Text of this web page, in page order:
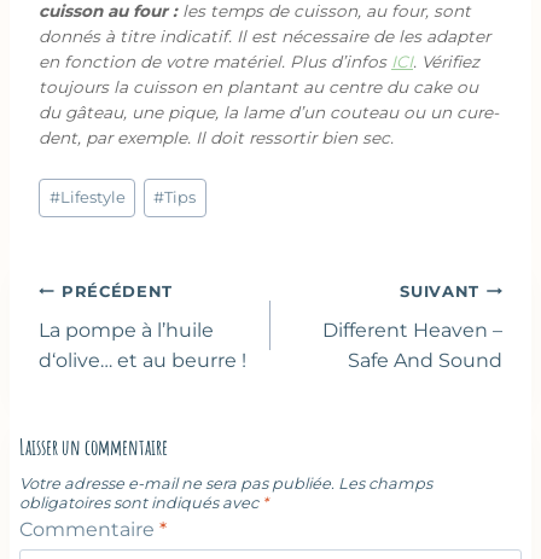
cuisson au four :les temps de cuisson, au four, sont
donnés à titre indicatif. Il est nécessaire de les adapter
en fonction de votre matériel. Plus d’infos ICI. Vérifiez
toujours la cuisson en plantant au centre du cake ou
du gâteau, une pique, la lame d’un couteau ou un cure-
dent, par exemple. Il doit ressortir bien sec.
Étiquettes
de
#Lifestyle #Tips
Navigation
de
l’article
PRÉCÉDENT
La pompe à l’huile
d‘olive… et au beurre !
SUIVANT
Different Heaven –
Safe And Sound
Laisser un commentaire
Votre adresse e-mail ne sera pas publiée. Les champs
obligatoires sont indiqués avec *
Commentaire *